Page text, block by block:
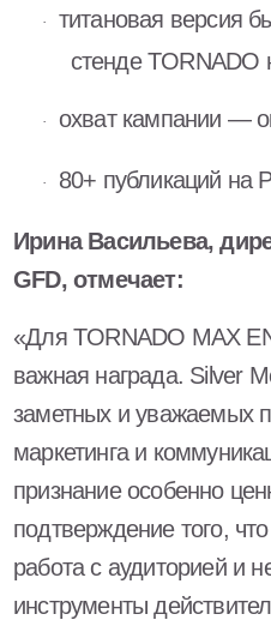
·
титановая версия
стенде TORNADO
· охват кампании —
· 80+ публикаций на
Ирина Васильева,
GFD, отмечает:
«Для TORNADO MAX
важная награда. Silver
заметных и уважаемых
маркетинга и
признание особенно
подтверждение того,
работа с аудиторией и
инструменты